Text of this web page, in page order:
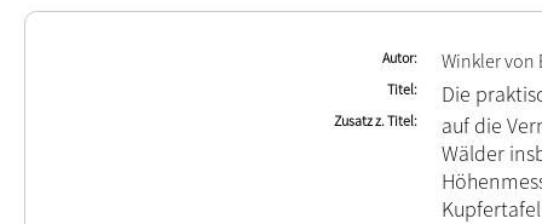
Autor Winkler von
Titel Die
Zusatz z. Titel
auf die
Wälder